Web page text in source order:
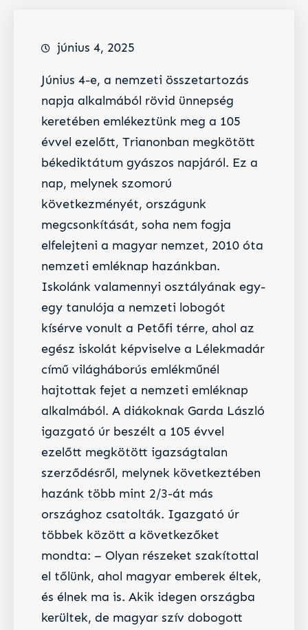
június 4, 2025
Június 4-e, a nemzeti összetartozás
napja alkalmából rövid ünnepség
keretében emlékeztünk meg a 105
évvel ezelőtt, Trianonban megkötött
békediktátum gyászos napjáról. Ez a
nap, melynek szomorú
következményét, országunk
megcsonkítását, soha nem fogja
elfelejteni a magyar nemzet, 2010 óta
nemzeti emléknap hazánkban.
Iskolánk valamennyi osztályának egy-
egy tanulója a nemzeti lobogót
kísérve vonult a Petőfi térre, ahol az
egész iskolát képviselve a Lélekmadár
című világháborús emlékműnél
hajtottak fejet a nemzeti emléknap
alkalmából. A diákoknak Garda László
igazgató úr beszélt a 105 évvel
ezelőtt megkötött igazságtalan
szerződésről, melynek következtében
hazánk több mint 2/3-át más
országhoz csatolták. Igazgató úr
többek között a következőket
mondta: – Olyan részeket szakítottal
el tőlünk, ahol magyar emberek éltek,
és élnek ma is. Akik idegen országba
kerültek, de magyar szív dobogott